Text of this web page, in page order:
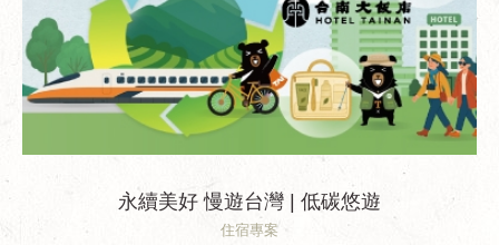
永續美好 慢遊台灣 | 低碳悠遊
住宿專案